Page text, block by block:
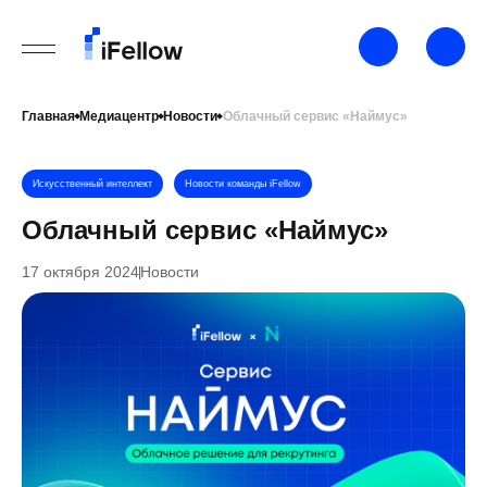
Главная Медиацентр Новости Облачный сервис «Наймус»
Облачный сервис «Наймус»
Искусственный интеллект Новости команды iFellow
17 октября 2024Новости